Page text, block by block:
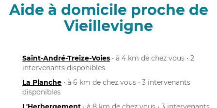
Aide à domicile proche de
Vieillevigne
Saint-André-Treize-Voies • à 4 km de chez vous • 2
intervenants disponibles
La Planche • à 6 km de chez vous • 3 intervenants
disponibles